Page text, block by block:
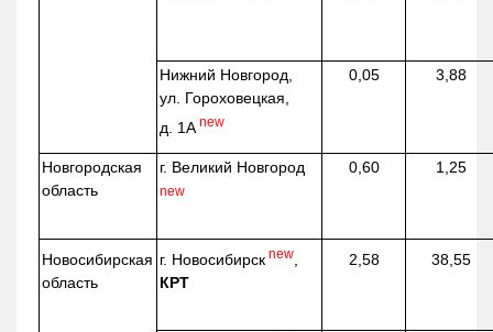
Нижний Новгород,
ул. Гороховецкая,
д. 1А new
0,05 3,88
Новгородская
область
г. Великий Новгород
new
0,60 1,25
Новосибирская
область
г. Новосибирск new
КРТ
2,58 38,55